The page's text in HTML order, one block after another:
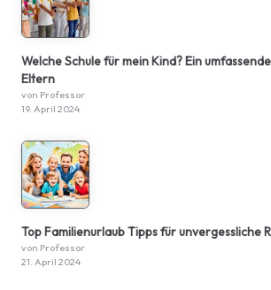
Welche Schule für mein Kind? Ein
Eltern
von Professor
19. April 2024
Top Familienurlaub Tipps für unvergessliche
von Professor
21. April 2024